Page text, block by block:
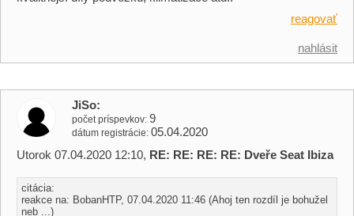
reagovať
nahlásit
JiSo
počet príspevkov 9
dátum registrácie 05.04.2020
Utorok 07.04.2020 12:10, RE: RE: RE: RE: Dveře Seat Ibiza
citácia:
reakce na: BobanHTP, 07.04.2020 11:46 (Ahoj ten rozdíl je bohužel
neb ...)